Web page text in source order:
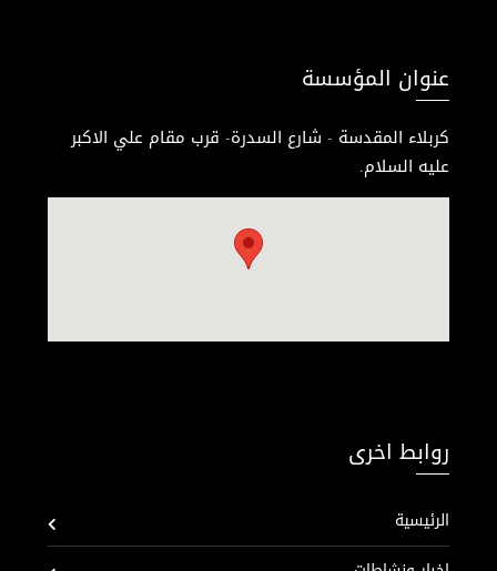
عنوان المؤسسة
كربلاء المقدسة - شارع السدرة- قرب مقام علي الاكبر
عليه السلام.
روابط اخرى
الرئيسية